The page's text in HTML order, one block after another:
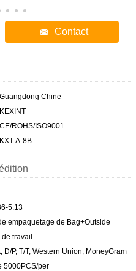
Contact
Guangdong Chine
KEXINT
CE/ROHS/ISO9001
KXT-A-8B
5.13
empaquetage de Bag+Outside
de travail
D/P, T/T, Western Union, MoneyGram
5000PCS/per